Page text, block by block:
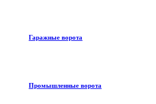
Гаражные ворота
Промышленные ворота